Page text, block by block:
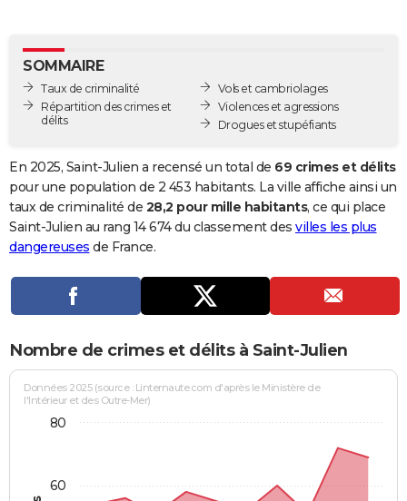
GUIDES D'ACHAT
BONS PLANS
Carte de Noël
Carte Bonne année
Carte Saint-Valentin
Carte Pâques
Carte d'anniversaire
DICTIONNAIRE
Dictionnaire
Biographies
Citations
Expressions
Proverbes
PROGRAMME TV
COPAINS D'AVANT
S'inscrire
Se connecter
Lycées
Collèges
Primaires
Universités
Entreprises
Service militaire
Avis de recherche
AVIS DE DÉCÈS
FORUM
Bricolage
Lifestyle
Culture
Sport
Auto
Television
Voyage
Cinema
SOMMAIRE
Taux de criminalité
Répartition des crimes et
délits
Vols et cambriolages
Violences et agressions
Drogues et stupéfiants
En 2025, Saint-Julien a recensé un total de 69 crimes et délits
pour une population de 2 453 habitants. La ville affiche ainsi un
taux de criminalité de 28,2 pour mille habitants, ce qui place
Saint-Julien au rang 14 674 du classement des villes les plus
dangereuses de France.
Nombre de crimes et délits à Saint-Julien
Données 2025 (source : Linternaute.com d'après le Ministère de
l'Intérieur et des Outre-Mer)
60
80